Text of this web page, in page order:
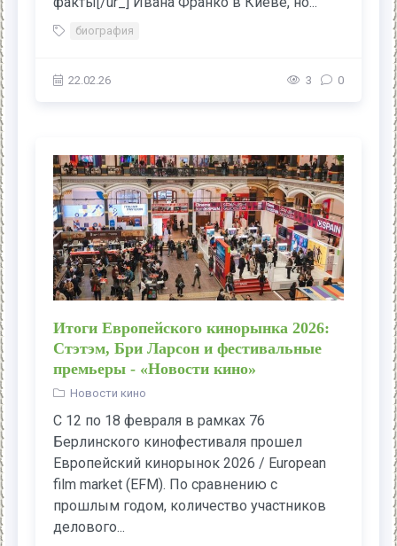
биография
22.02.26 3 0
Итоги Европейского кинорынка 2026:
Стэтэм, Бри Ларсон и фестивальные
премьеры - «Новости кино»
Новости кино
С 12 по 18 февраля в рамках 76
Берлинского кинофестиваля прошел
Европейский кинорынок 2026 / European
film market (EFM). По сравнению с
прошлым годом, количество участников
делового...